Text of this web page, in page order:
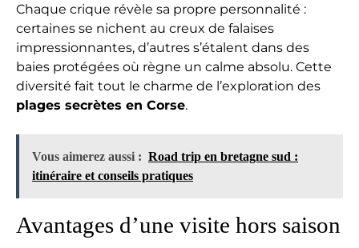
Chaque crique révèle sa propre personnalité :
certaines se nichent au creux de falaises
impressionnantes, d’autres s’étalent dans des
baies protégées où règne un calme absolu. Cette
diversité fait tout le charme de l’exploration des
plages secrètes en Corse.
Vous aimerez aussi : Road trip en bretagne sud :
itinéraire et conseils pratiques
Avantages d’une visite hors saison